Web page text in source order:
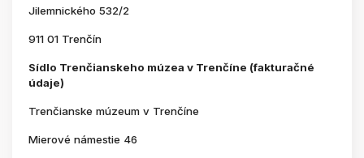
Jilemnického 532/2
911 01 Trenčín
Sídlo Trenčianskeho múzea v Trenčíne (fakturačné
údaje)
Trenčianske múzeum v Trenčíne
Mierové námestie 46